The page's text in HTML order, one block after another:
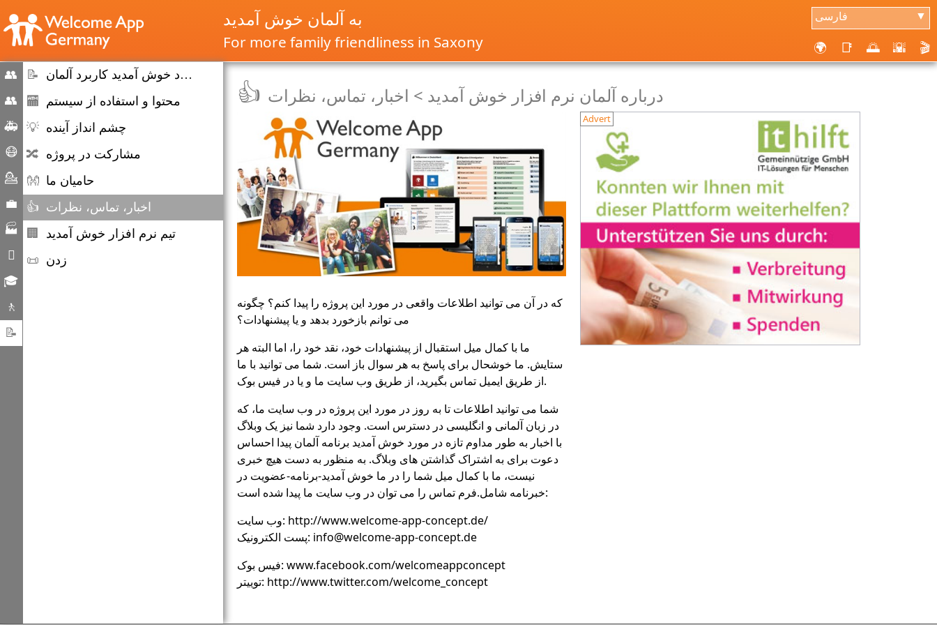
فارسی ▼ به آلمان خوش آمدید
For more family friendliness in Saxony 🌍 📑 🌅 🌇 🎬
👥
Home
👥
مهاجرت
مهاجرت
🚑
شرایط
اضطراری
😷
کمک
کرونا
💁
مشاوره
💼
بازار
🏭
شرکت

زندگی
🎓
فرصت
های
آموزشی
🚶
سیستم
پناهندگی
📝
📝
در مورد خوش آمدید کاربرد آلمان
🏧
محتوا و استفاده از سیستم
💡 چشم انداز آینده
🔀 مشارکت در پروژه
👐 حامیان ما
👍 اخبار، تماس، نظرات
🏢
تیم نرم افزار خوش آمدید
📜 زدن
👍 درباره آلمان نرم افزار خوش آمدید > اخبار، تماس، نظرات
که در آن می توانید اطلاعات واقعی در مورد این پروژه را پیدا کنم؟ چگونه
می توانم بازخورد بدهد و یا پیشنهادات؟
ما با کمال میل استقبال از پیشنهادات خود، نقد خود را، اما البته هر
ستایش. ما خوشحال برای پاسخ به هر سوال باز است. شما می توانید با ما
از طریق ایمیل تماس بگیرید، از طریق وب سایت ما و یا در فیس بوک.
شما می توانید اطلاعات تا به روز در مورد این پروژه در وب سایت ما، که
در زبان آلمانی و انگلیسی در دسترس است. وجود دارد شما نیز یک وبلاگ
با اخبار به طور مداوم تازه در مورد خوش آمدید برنامه آلمان پیدا احساس
دعوت برای به اشتراک گذاشتن های وبلاگ. به منظور به دست هیچ خبری
نیست، ما با کمال میل شما را در ما خوش آمدید-برنامه-عضویت در
خبرنامه شامل.فرم تماس را می توان در وب سایت ما پیدا شده است:
وب سایت: http://www.welcome-app-concept.de/
پست الکترونیک: info@welcome-app-concept.de
فیس بوک: www.facebook.com/welcomeappconcept
توییتر: http://www.twitter.com/welcome_concept
Advert